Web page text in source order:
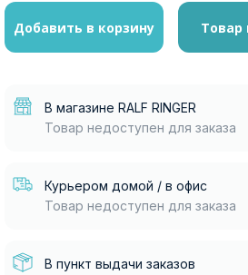
Добавить в корзину Товар
В магазине RALF RINGER
Товар недоступен для заказа
Курьером домой / в офис
Товар недоступен для заказа
В пункт выдачи заказов